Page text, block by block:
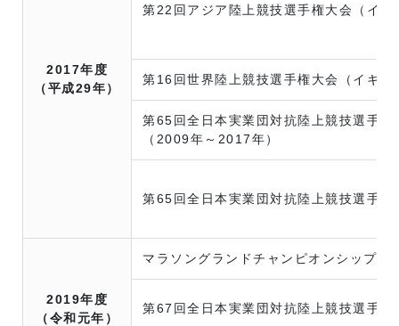
2017年度
（平成29年）
第22回アジア陸上競技選手権大会（イン
第16回世界陸上競技選手権大会（イギリ
第65回全日本実業団対抗陸上競技選手権
（2009年～2017年）
第65回全日本実業団対抗陸上競技選手権
2019年度
（令和元年）
マラソングランドチャンピオンシップ（
第67回全日本実業団対抗陸上競技選手権